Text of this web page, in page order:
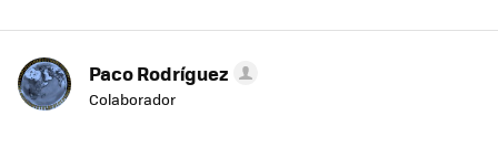
Paco Rodríguez
Colaborador